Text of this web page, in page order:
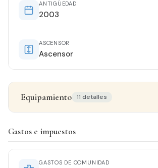
ANTIGÜEDAD
2003
ASCENSOR
Ascensor
Equipamiento 11 detalles
ESTADO
Seminuevo
Gastos e impuestos
GASTOS DE COMUNIDAD